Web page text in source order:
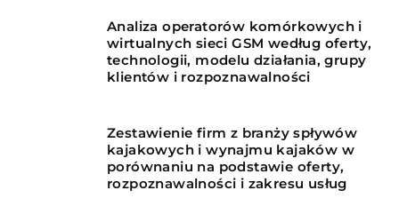
Analiza operatorów komórkowych i
wirtualnych sieci GSM według oferty,
technologii, modelu działania, grupy
klientów i rozpoznawalności
Zestawienie firm z branży spływów
kajakowych i wynajmu kajaków w
porównaniu na podstawie oferty,
rozpoznawalności i zakresu usług